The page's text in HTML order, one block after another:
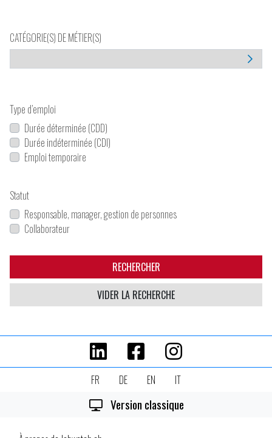
CATÉGORIE(S) DE MÉTIER(S)
Type d’emploi
Durée déterminée (CDD)
Durée indéterminée (CDI)
Emploi temporaire
Statut
Responsable, manager, gestion de personnes
Collaborateur
RECHERCHER
VIDER LA RECHERCHE
FR DE EN IT
Version classique